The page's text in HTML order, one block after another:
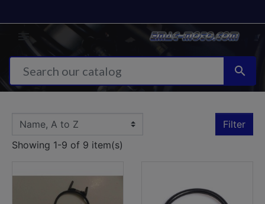

Filter
Showing 1-9 of 9 item(s)